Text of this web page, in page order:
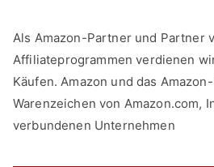
Als Amazon-Partner und Partner
Affiliateprogrammen verdienen
Käufen. Amazon und das
Warenzeichen von Amazon.com,
verbundenen Unternehmen